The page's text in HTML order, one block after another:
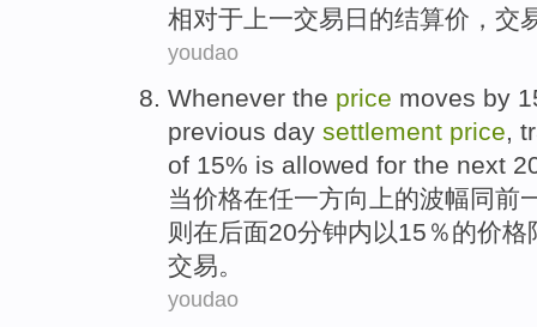
相对于 上一交易日 的结算价 ， 交
youdao
Whenever the price moves by
previous day settlement price
of 15% is allowed for the next
当价格在任一方向 上的波幅同前
则 在后面20分钟内以15％的价格
交易 。
youdao